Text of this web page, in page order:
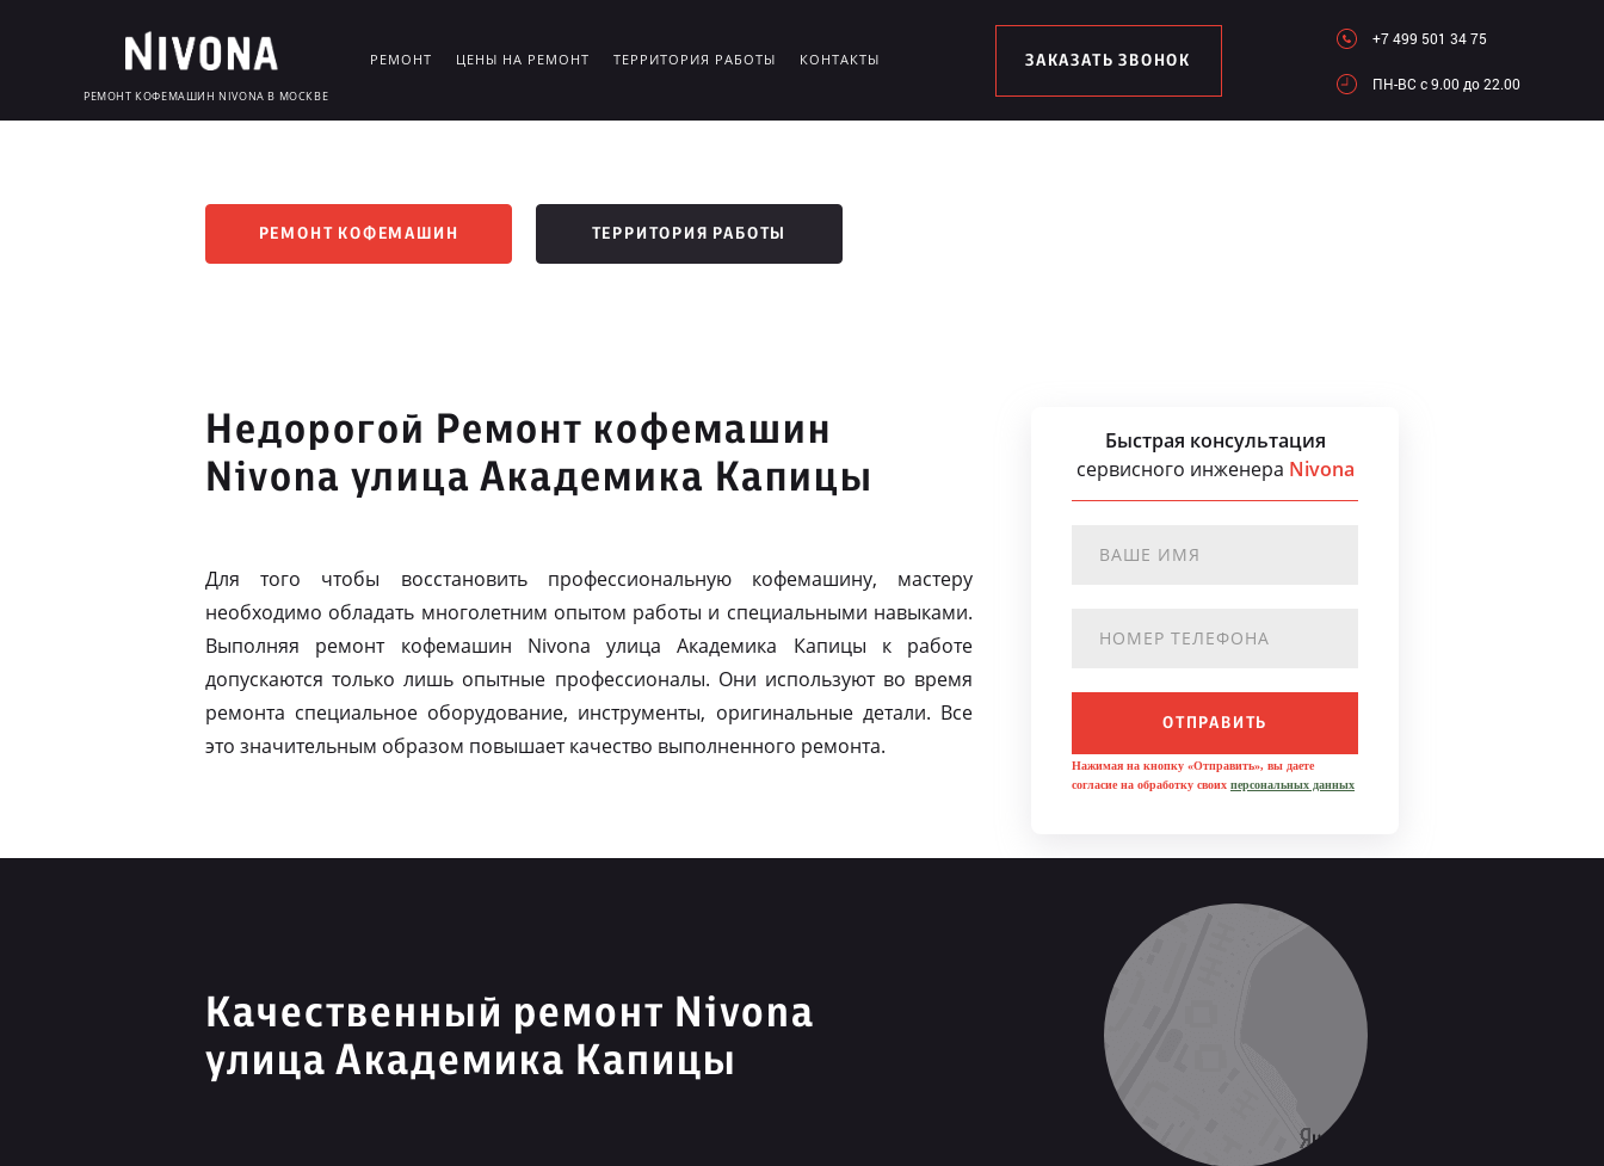
РЕМОНТ КОФЕМАШИН NIVONA В МОСКВЕ
РЕМОНТ ЦЕНЫ НА РЕМОНТ ТЕРРИТОРИЯ РАБОТЫ КОНТАКТЫ ЗАКАЗАТЬ ЗВОНОК
+7 499 501 34 75
ПН-ВC c 9.00 до 22.00
РЕМОНТ КОФЕМАШИН ТЕРРИТОРИЯ РАБОТЫ
Недорогой Ремонт кофемашин
Nivona улица Академика Капицы
Для того чтобы восстановить профессиональную кофемашину, мастеру
необходимо обладать многолетним опытом работы и специальными навыками.
Выполняя ремонт кофемашин Nivona улица Академика Капицы к работе
допускаются только лишь опытные профессионалы. Они используют во время
ремонта специальное оборудование, инструменты, оригинальные детали. Все
это значительным образом повышает качество выполненного ремонта.
Быстрая консультация
сервисного инженера Nivona
ОТПРАВИТЬ
Нажимая на кнопку «Отправить», вы даете
согласие на обработку своих персональных данных
Качественный ремонт Nivona
улица Академика Капицы